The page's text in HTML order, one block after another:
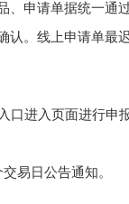
、申请单据统一通
。线上申请单
口进入页面进行申报
易日公告通知。